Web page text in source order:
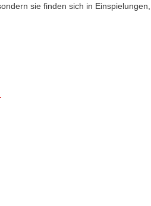
sie finden sich in Einspielungen,